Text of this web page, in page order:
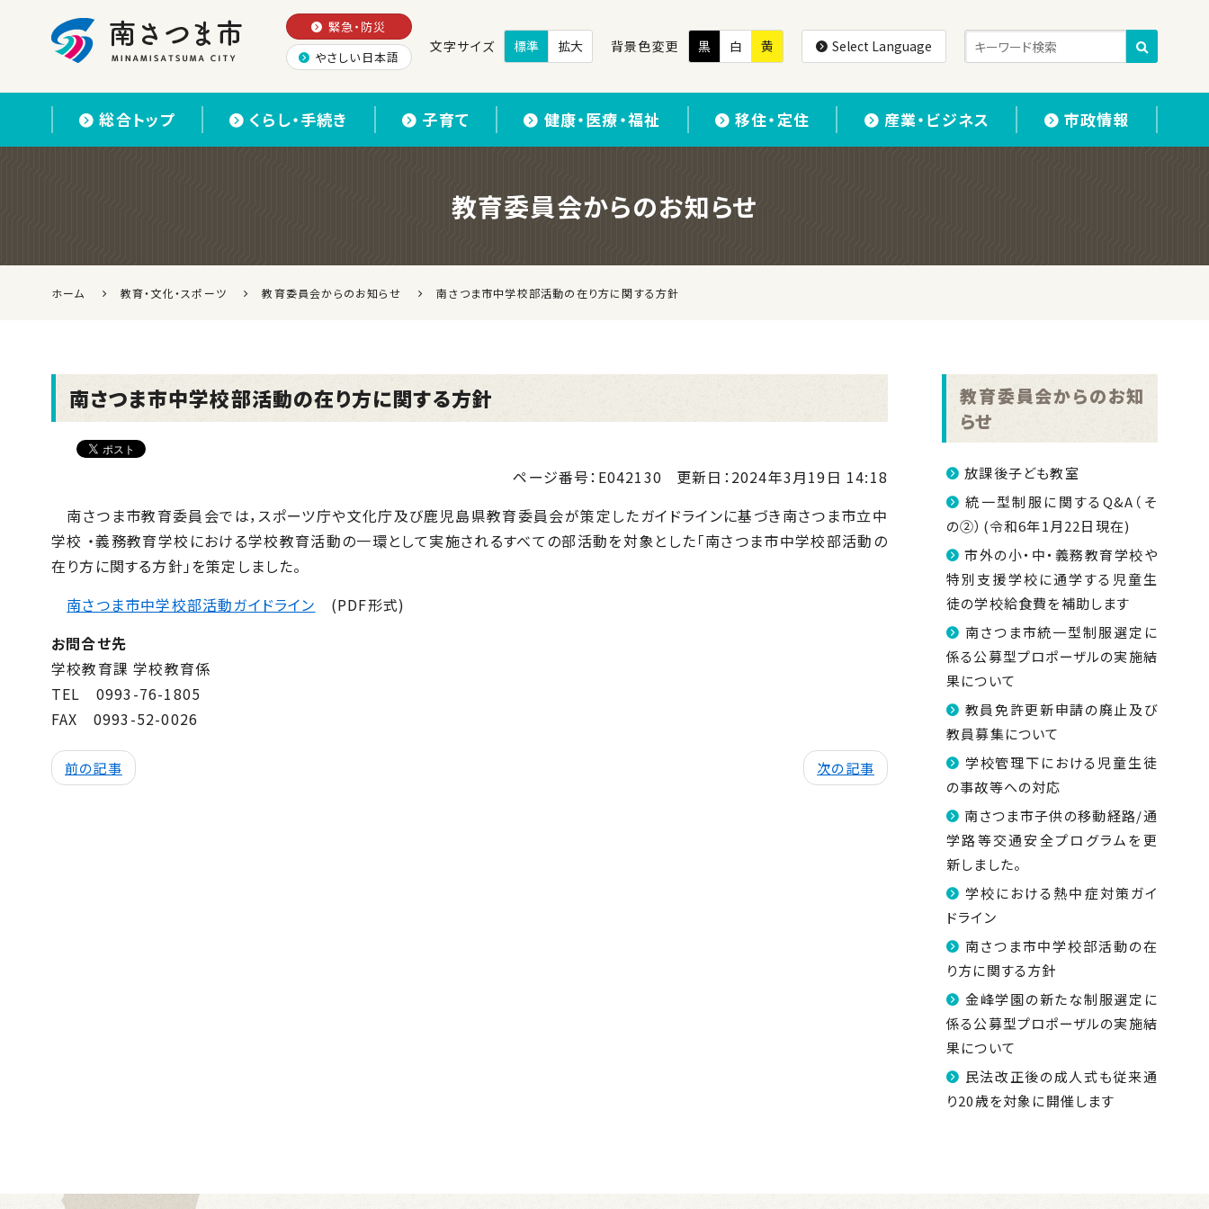
緊急・防災
やさしい日本語
文字サイズ 標準 拡大 背景色変更 黒 白 黄 Select Language
総合トップ くらし・手続き 子育て 健康・医療・福祉 移住・定住 産業・ビジネス 市政情報
教育委員会からのお知らせ
ホーム 教育・文化・スポーツ 教育委員会からのお知らせ 南さつま市中学校部活動の在り方に関する方針
南さつま市中学校部活動の在り方に関する方針
ページ番号：E042130 更新日：2024年3月19日 14:18
南さつま市教育委員会では，スポーツ庁や文化庁及び鹿児島県教育委員会が策定したガイドラインに基づき南さつま市立中
学校 ・義務教育学校における学校教育活動の一環として実施されるすべての部活動を対象とした「南さつま市中学校部活動の
在り方に関する方針」を策定しました。
南さつま市中学校部活動ガイドライン (PDF形式)
お問合せ先
学校教育課 学校教育係
TEL
0993-76-1805
FAX
0993-52-0026
前の記事 次の記事
教育委員会からのお知
らせ
放課後子ども教室
統一型制服に関するQ&A（そ
の②）(令和6年1月22日現在)
市外の小・中・義務教育学校や
特別支援学校に通学する児童生
徒の学校給食費を補助します
南さつま市統一型制服選定に
係る公募型プロポーザルの実施結
果について
教員免許更新申請の廃止及び
教員募集について
学校管理下における児童生徒
の事故等への対応
南さつま市子供の移動経路/通
学路等交通安全プログラムを更
新しました。
学校における熱中症対策ガイ
ドライン
南さつま市中学校部活動の在
り方に関する方針
金峰学園の新たな制服選定に
係る公募型プロポーザルの実施結
果について
民法改正後の成人式も従来通
り20歳を対象に開催します